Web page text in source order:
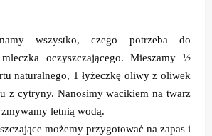
wszystko, czego potrzeba do
oczyszczającego. Mieszamy ½
naturalnego, 1 łyżeczkę oliwy z oliwek
z cytryny. Nanosimy wacikiem na twarz
letnią wodą.
możemy przygotować na zapas i